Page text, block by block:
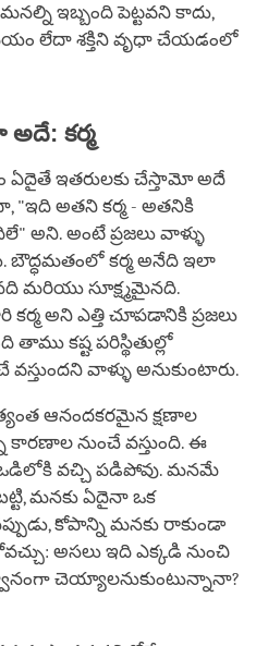
ఇబ్బంది పెట్టవని కాదు,
లేదా శక్తిని వృధా చేయడంలో
కర్మ
ఏదైతే ఇతరులకు చేస్తామో అదే
"ఇది అతని కర్మ - అతనికి
అని. అంటే ప్రజలు వాళ్ళు
బౌద్ధమతంలో కర్మ అనేది ఇలా
మరియు సూక్ష్మమైనది.
అని ఎత్తి చూపడానికి ప్రజలు
కష్ట పరిస్థితుల్లో
వస్తుందని వాళ్ళు అనుకుంటారు.
ఆనందకరమైన క్షణాల
కారణాల నుంచే వస్తుంది. ఈ
వచ్చి పడిపోవు. మనమే
మనకు ఏదైనా ఒక
కోపాన్ని మనకు రాకుండా
అసలు ఇది ఎక్కడి నుంచి
చెయ్యాలనుకుంటున్నానా?